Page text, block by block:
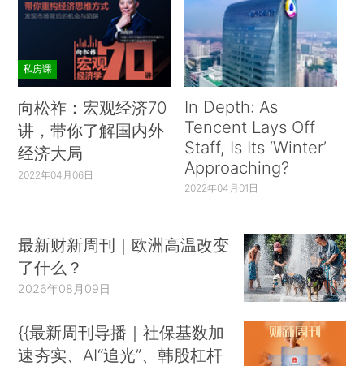
私房课
向松祚：宏观经济70
讲，带你了解国内外
经济大局
2022年04月06日
In Depth: As
Tencent Lays Off
Staff, Is Its ‘Winter’
Approaching?
2022年04月01日
最新财新周刊｜欧洲高温改变
了什么？
2026年08月09日
{{最新周刊导播｜社保基数加
速夯实、AI“追光”、韩股杠杆